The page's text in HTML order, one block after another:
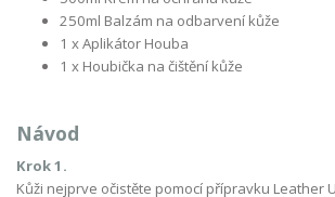
250ml Balzám na odbarvení kůže
1 x Aplikátor Houba
1 x Houbička na čištění kůže
Návod
Krok 1.
Kůži nejprve očistěte pomocí přípravku Leather